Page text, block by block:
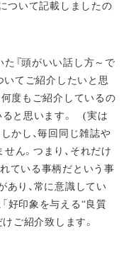
ついて記載しましたの
『頭がいい話し方～で
いてご紹介したいと思
度もご紹介しているの
ると思います。 (実は
かし、毎回同じ雑誌や
ん。つまり、それだけ
ている事柄だという事
あり、常に意識してい
好印象を与える“良質
ご紹介致します。